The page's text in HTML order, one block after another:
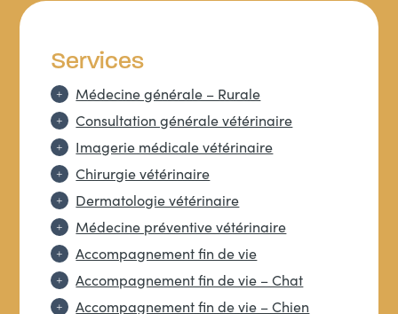
Services
Médecine générale – Rurale
Consultation générale vétérinaire
Imagerie médicale vétérinaire
Chirurgie vétérinaire
Dermatologie vétérinaire
Médecine préventive vétérinaire
Accompagnement fin de vie
Accompagnement fin de vie – Chat
Accompagnement fin de vie – Chien